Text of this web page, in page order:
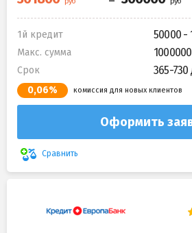
1й кредит 50000 -
Макс. сумма 1000000
Срок 365-
0,06% комиссия для новых клиентов
Оформить
Сравнить